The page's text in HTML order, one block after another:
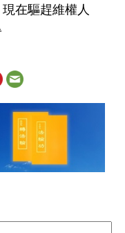
在驅趕維權人